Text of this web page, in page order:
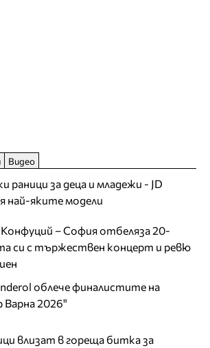
Видео
раници за деца и младежи - JD
най-яките модели
– София отбеляза 20-
си с тържествен концерт и ревю
облече финалистите на
2026"
влизат в гореща битка за